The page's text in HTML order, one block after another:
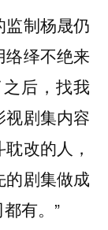
监制杨晟仍
络绎不绝来
后，找我
视剧集内容
改的人，
剧集做成
有。”